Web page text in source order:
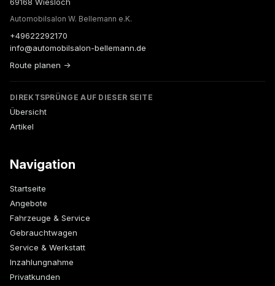
Automobilsalon W. Bellemann e.K.
+49622292170
info@automobilsalon-bellemann.de
Route planen →
DIREKTSPRÜNGE AUF DIESER SEITE
Übersicht
Artikel
Navigation
Startseite
Angebote
Fahrzeuge & Service
Gebrauchtwagen
Service & Werkstatt
Inzahlungnahme
Privatkunden